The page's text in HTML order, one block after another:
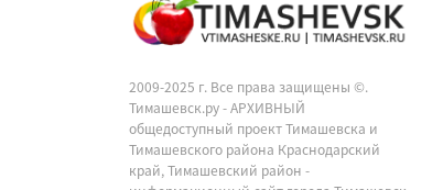
2009-2025 г. Все права защищены ©.
Тимашевск.ру - АРХИВНЫЙ
общедоступный проект Тимашевска и
Тимашевского района Краснодарский
край, Тимашевский район -